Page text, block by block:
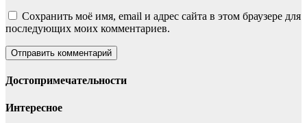
Сохранить моё имя, email и адрес сайта в этом браузере для
последующих моих комментариев.
Достопримечательности
Интересное